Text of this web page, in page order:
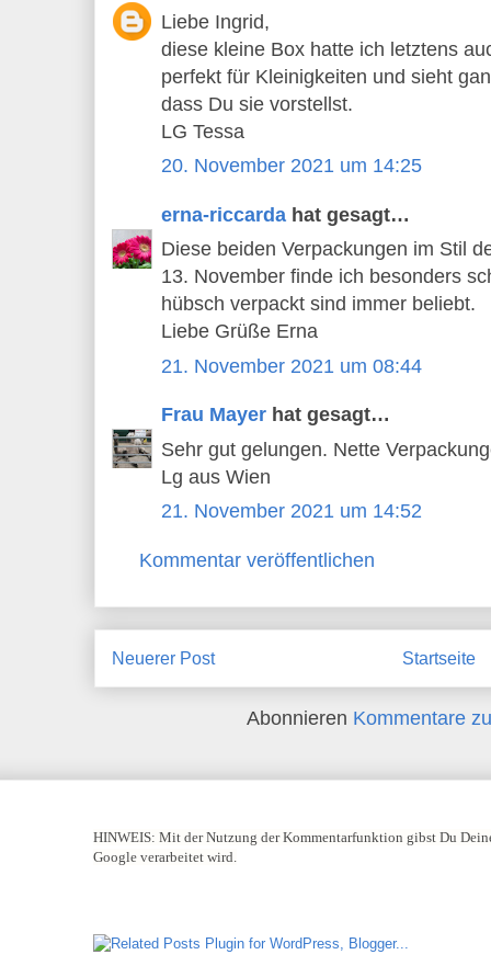
Liebe Ingrid,
diese kleine Box hatte ich letztens
perfekt für Kleinigkeiten und sieht
dass Du sie vorstellst.
LG Tessa
20. November 2021 um 14:25
erna-riccarda hat gesagt…
Diese beiden Verpackungen im Stil
13. November finde ich besonders
hübsch verpackt sind immer beliebt.
Liebe Grüße Erna
21. November 2021 um 08:44
Frau Mayer hat gesagt…
Sehr gut gelungen. Nette
Lg aus Wien
21. November 2021 um 14:52
Kommentar veröffentlichen
Neuerer Post Startseite
Abonnieren Kommentare
HINWEIS: Mit der Nutzung der Kommentarfunktion gibst Du
Google verarbeitet wird.